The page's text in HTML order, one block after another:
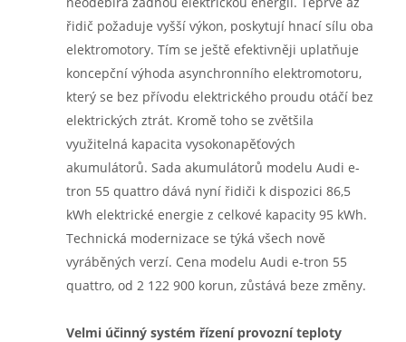
řidič požaduje vyšší výkon, poskytují hnací sílu oba
elektromotory. Tím se ještě efektivněji uplatňuje
koncepční výhoda asynchronního elektromotoru,
který se bez přívodu elektrického proudu otáčí bez
elektrických ztrát. Kromě toho se zvětšila
využitelná kapacita vysokonapěťových
akumulátorů. Sada akumulátorů modelu Audi e-
tron 55 quattro dává nyní řidiči k dispozici 86,5
kWh elektrické energie z celkové kapacity 95 kWh.
Technická modernizace se týká všech nově
vyráběných verzí. Cena modelu Audi e-tron 55
quattro, od 2 122 900 korun, zůstává beze změny.
Velmi účinný systém řízení provozní teploty